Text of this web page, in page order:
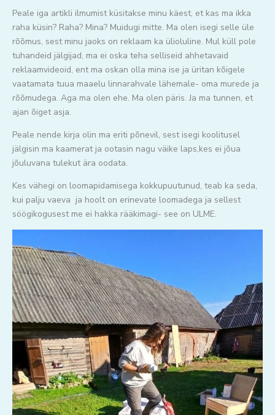
Peale iga artikli ilmumist küsitakse minu käest, et kas ma ikka
raha küsin? Raha? Mina? Muidugi mitte. Ma olen isegi selle üle
rõõmus, sest minu jaoks on reklaam ka ülioluline. Mul küll pole
tuhandeid jälgijad, ma ei oska teha selliseid ahhetavaid
reklaamvideoid, ent ma oskan olla mina ise ja üritan kõigele
vaatamata tuua maaelu linnarahvale lähemale- oma murede ja
rõõmudega. Aga ma olen ehe. Ma olen päris. Ja ma tunnen, et
ajan õiget asja.
Peale nende kirja olin ma eriti põnevil, sest isegi koolitusel
jälgisin ma kaamerat ja ootasin nagu väike laps,kes ei jõua
jõuluvana tulekut ära oodata.
Kes vähegi on loomapidamisega kokkupuutunud, teab ka seda,
kui palju vaeva ja hoolt on erinevate loomadega ja sellest
söögikogusest me ei hakka rääkimagi- see on ULME.